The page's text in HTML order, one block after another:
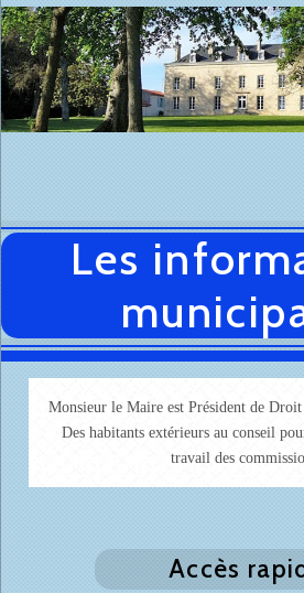
Les
Monsieur le Maire est Président de
Des habitants extérieurs au conseil
travail des
Accès